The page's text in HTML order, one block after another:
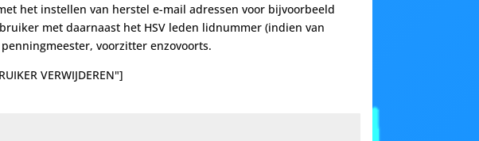
het instellen van herstel e-mail adressen voor bijvoorbeeld
met daarnaast het HSV leden lidnummer (indien van
voorzitter enzovoorts.
VERWIJDEREN"]